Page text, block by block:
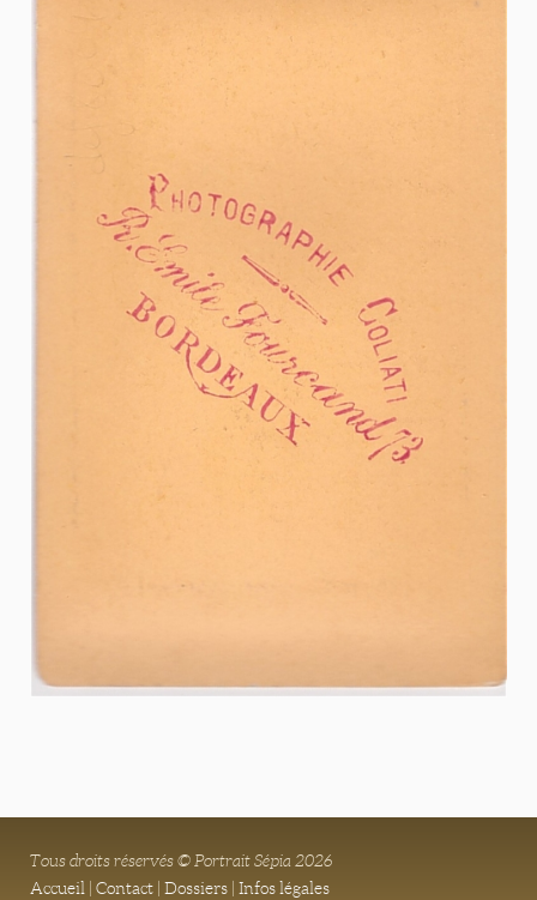
Tous droits réservés © Portrait Sépia 2026
Accueil
Contact Dossiers Infos légales